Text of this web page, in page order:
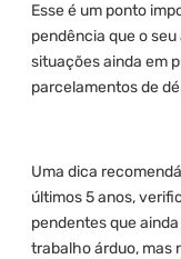
Esse é um ponto
pendência que o
situações ainda em
parcelamentos de
Uma dica
últimos 5 anos,
pendentes que
trabalho árduo, mas